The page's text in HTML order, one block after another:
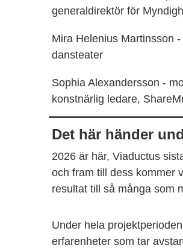
generaldirektör för
Mira Helenius Martinsson
dansteater
Sophia Alexandersson -
konstnärlig ledare,
Det här händer
2026 är här, Viaductus
och fram till dess kommer
resultat till så många som
Under hela
erfarenheter som tar